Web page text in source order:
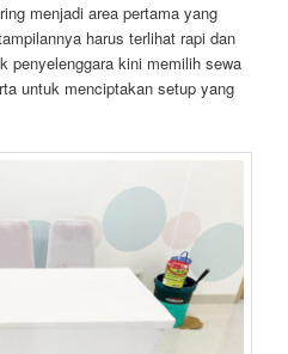
menjadi area pertama yang
harus terlihat rapi dan
penyelenggara kini memilih sewa
untuk menciptakan setup yang